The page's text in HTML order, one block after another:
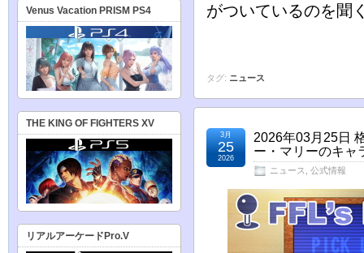
がついているのを聞
タグ: ニュース
2026年03月25日
ー・マリーのキャ
ニュース 公式情報
3月
25
2026
Venus Vacation PRISM PS4
THE KING OF FIGHTERS XV
リアルアーケードPro.V